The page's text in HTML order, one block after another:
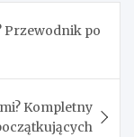
Przewodnik po
Kompletny